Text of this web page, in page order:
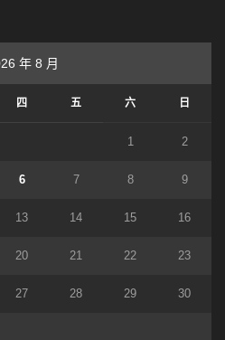
年 8 月
四 五 六 日
1 2
6 7 8 9
13 14 15 16
20 21 22 23
27 28 29 30